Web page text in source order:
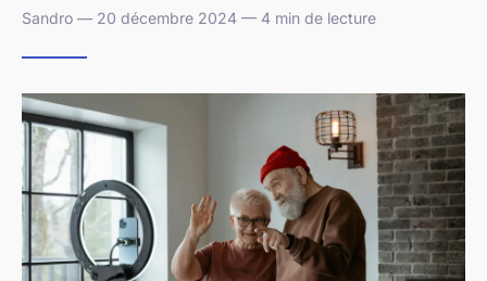
Sandro — 20 décembre 2024 — 4 min de lecture